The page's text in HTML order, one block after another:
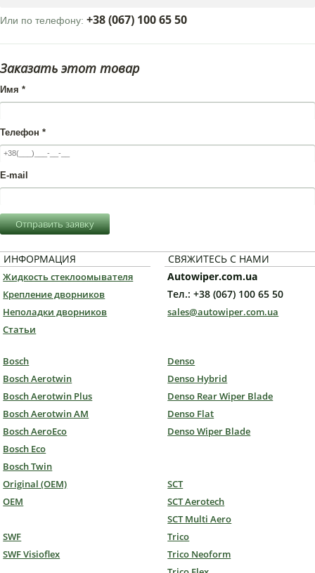
Или по телефону: +38 (067) 100 65 50
Заказать этот товар
Имя *
Телефон *
E-mail
Отправить заявку
ИНФОРМАЦИЯ
Жидкость стеклоомывателя
Крепление дворников
Неполадки дворников
Статьи
СВЯЖИТЕСЬ С НАМИ
Autowiper.com.ua
Тел.: +38 (067) 100 65 50
sales@autowiper.com.ua
Bosch
Bosch Aerotwin
Bosch Aerotwin Plus
Bosch Aerotwin AM
Bosch AeroEco
Bosch Eco
Bosch Twin
Denso
Denso Hybrid
Denso Rear Wiper Blade
Denso Flat
Denso Wiper Blade
Original (OEM)
OEM
SCT
SCT Aerotech
SCT Multi Aero
SWF
SWF Visioflex
Trico
Trico Neoform